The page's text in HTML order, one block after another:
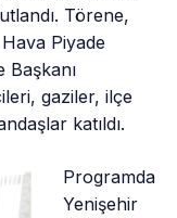
Törene,
Piyade
Başkanı
gaziler, ilçe
katıldı.
Programda
Yenişehir